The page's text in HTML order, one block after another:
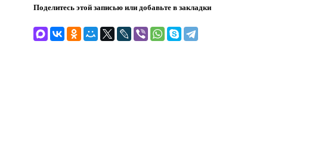
Поделитесь этой записью или добавьте в закладки